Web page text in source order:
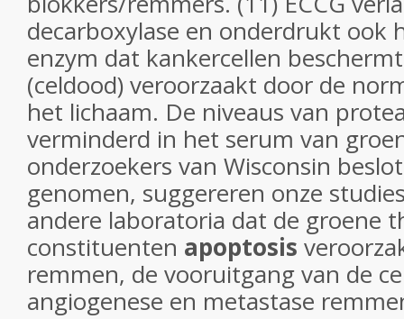
decarboxylase en onderdrukt ook
enzym dat kankercellen
(celdood) veroorzaakt door de
het lichaam. De niveaus van
verminderd in het serum van
onderzoekers van Wisconsin
genomen, suggereren onze
andere laboratoria dat de groene
constituenten apoptosis
remmen, de vooruitgang van de
angiogenese en metastase